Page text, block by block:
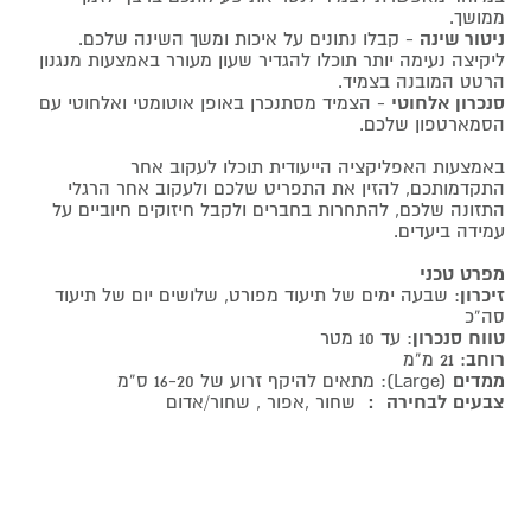
ממושך.
ניטור שינה - קבלו נתונים על איכות ומשך השינה שלכם.
ליקיצה נעימה יותר תוכלו להגדיר שעון מעורר באמצעות מנגנון
הרטט המובנה בצמיד.
סנכרון אלחוטי - הצמיד מסתנכרן באופן אוטומטי ואלחוטי עם
הסמארטפון שלכם.
באמצעות האפליקציה הייעודית תוכלו לעקוב אחר
התקדמותכם, להזין את התפריט שלכם ולעקוב אחר הרגלי
התזונה שלכם, להתחרות בחברים ולקבל חיזוקים חיוביים על
עמידה ביעדים.
מפרט טכני
זיכרון: שבעה ימים של תיעוד מפורט, שלושים יום של תיעוד
סה”כ
טווח סנכרון: עד 10 מטר
רוחב: 21 מ”מ
ממדים (Large): מתאים להיקף זרוע של 16-20 ס”מ
צבעים לבחירה : שחור ,אפור , שחור/אדום